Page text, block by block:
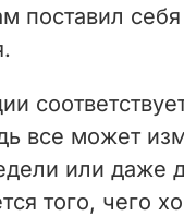
d
e
o
поставил
все может
или даже
того, чего